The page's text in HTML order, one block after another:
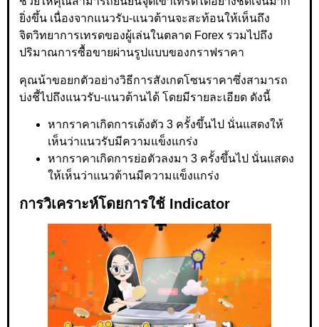
ยิ่งขึ้น เนื่องจากแนวรับ-แนวต้านจะสะท้อนให้เห็นถึง
จิตวิทยาการเทรดของผู้เล่นในตลาด Forex รวมไปถึง
ปริมาณการซื้อขายผ่านรูปแบบของกราฟราคา
คุณน้าขอยกตัวอย่างวิธีการสังเกตโซนราคาซึ่งสามารถ
บ่งชี้ไปถึงแนวรับ-แนวต้านได้ โดยมีรายละเอียด ดังนี้
หากราคาเกิดการเด้งตัว 3 ครั้งขึ้นไป นั่นแสดงให้
เห็นว่าแนวรับมีความแข็งแกร่ง
หากราคาเกิดการย่อตัวลงมา 3 ครั้งขึ้นไป นั่นแสดง
ให้เห็นว่าแนวต้านมีความแข็งแกร่ง
การวิเคราะห์โดยการใช้ Indicator